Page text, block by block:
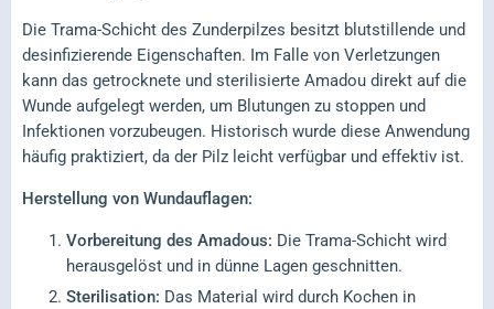
Die Trama-Schicht des Zunderpilzes besitzt blutstillende und
desinfizierende Eigenschaften. Im Falle von Verletzungen
kann das getrocknete und sterilisierte Amadou direkt auf die
Wunde aufgelegt werden, um Blutungen zu stoppen und
Infektionen vorzubeugen. Historisch wurde diese Anwendung
häufig praktiziert, da der Pilz leicht verfügbar und effektiv ist.
Herstellung von Wundauflagen:
Vorbereitung des Amadous: Die Trama-Schicht wird
herausgelöst und in dünne Lagen geschnitten.
Sterilisation: Das Material wird durch Kochen in